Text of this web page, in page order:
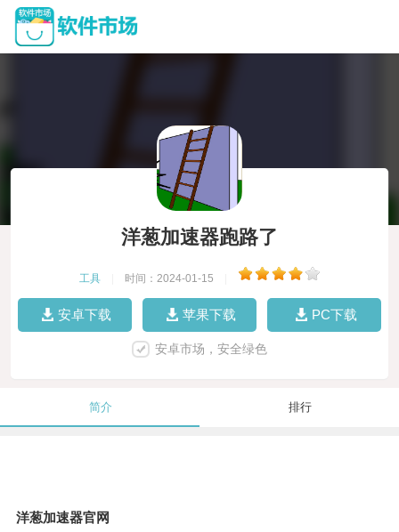
洋葱加速器跑路了
工具 时间：2024-01-15
安卓下载 苹果下载 PC下载
安卓市场，安全绿色
简介 排行
洋葱加速器官网